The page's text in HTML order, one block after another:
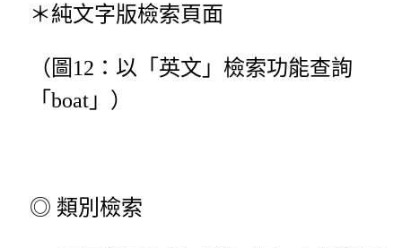
＊純文字版檢索頁面
（圖12：以「英文」檢索功能查詢
「boat」）
◎ 類別檢索